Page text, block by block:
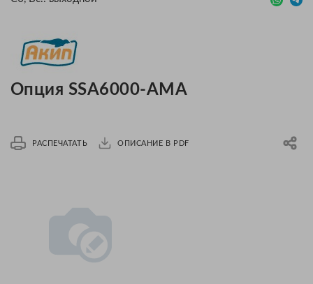
Опция SSA6000-AMA
РАСПЕЧАТАТЬ ОПИСАНИЕ В PDF